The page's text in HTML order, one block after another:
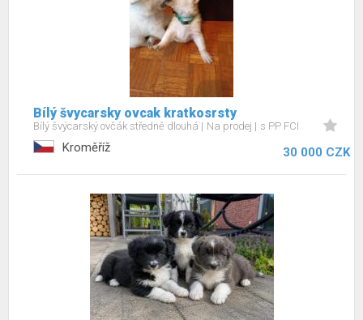
Bílý švycarsky ovcak kratkosrsty
Bílý švýcarský ovčák středně dlouhá Na prodej s PP FCI
Kroměříž 30 000 CZK